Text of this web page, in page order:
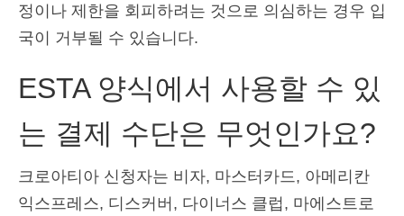
정이나 제한을 회피하려는 것으로 의심하는 경우 입
국이 거부될 수 있습니다.
ESTA 양식에서 사용할 수 있
는 결제 수단은 무엇인가요?
크로아티아 신청자는 비자, 마스터카드, 아메리칸
익스프레스, 디스커버, 다이너스 클럽, 마에스트로